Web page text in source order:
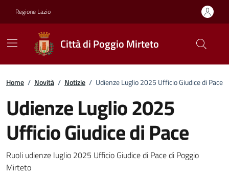
Regione Lazio
Città di Poggio Mirteto
Home / Novità / Notizie / Udienze Luglio 2025 Ufficio Giudice di Pace
Udienze Luglio 2025
Ufficio Giudice di Pace
Dettagli della notizia
Ruoli udienze luglio 2025 Ufficio Giudice di Pace di Poggio
Mirteto